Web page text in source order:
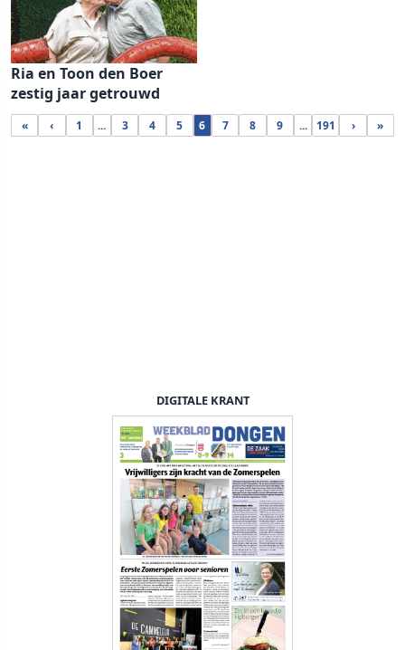
Ria en Toon den Boer
zestig jaar getrouwd
« ‹ 1 ... 3 4 5 6 7 8 9 ... 191 › »
DIGITALE KRANT